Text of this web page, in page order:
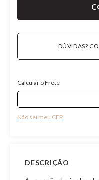
DÚVIDAS?
Calcular o Frete
Não sei meu CEP
DESCRIÇÃO